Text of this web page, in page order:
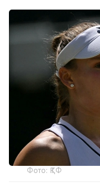
Фото: ҚТФ